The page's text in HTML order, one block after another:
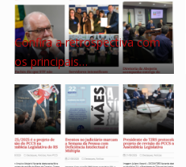
Confira a retrospectiva com
os principais…